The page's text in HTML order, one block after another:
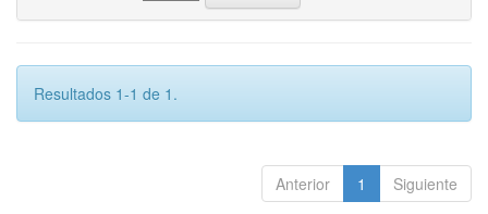
Resultados 1-1 de 1.
Anterior 1 Siguiente